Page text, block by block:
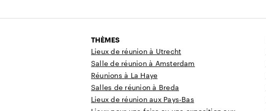
THÈMES
Lieux de réunion à Utrecht
Salle de réunion à Amsterdam
Réunions à La Haye
Salles de réunion à Breda
Lieux de réunion aux Pays-Bas